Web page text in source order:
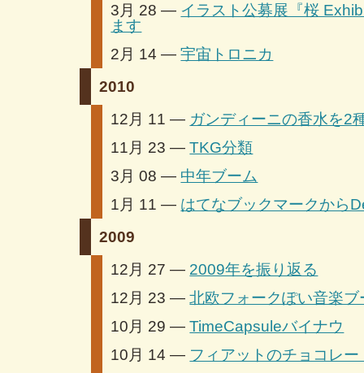
3月 28 — イラスト公募展『桜
ます
2月 14 —宇宙トロニカ
2010
12月 11 — ガンディーニの香水を2
11月 23 —TKG分類
3月 08 — 中年ブーム
1月 11 — はてなブックマークから
2009
12月 27 — 2009年を振り返る
12月 23 —北欧フォークぽい音楽ブ
10月 29 —TimeCapsuleバイナウ
10月 14 — フィアットのチョコレ